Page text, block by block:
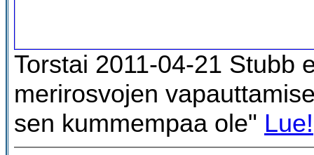
Torstai 2011-04-21 Stubb
merirosvojen
sen kummempaa ole" Lue!